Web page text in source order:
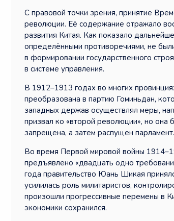
С правовой точки зрения, принятие
революции. Её содержание отражало
развития Китая. Как показало
определёнными противоречиями, не
в формировании государственного
в системе управления.
В 1912–1913 годах во многих
преобразована в партию Гоминьдан,
западных держав осуществлял меры,
призвал ко «второй революции», но
запрещена, а затем распущен парламент.
Во время Первой мировой войны
предъявлено «двадцать одно
года правительство Юань Шикая
усилилась роль милитаристов,
произошли прогрессивные перемены в
экономики сохранился.